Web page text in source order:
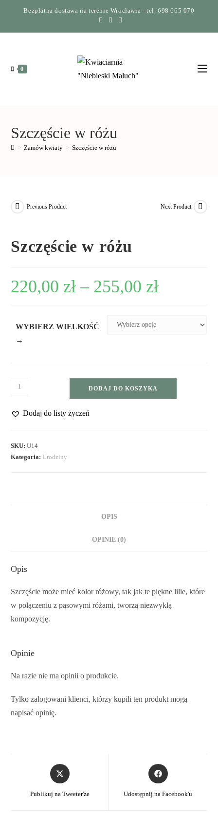
Bezpłatna dostawa na terenie Wrocławia - tel. 698 665 070
0
Szczęście w różu
> Zamów kwiaty > Szczęście w różu
Previous Product Next Product
Szczęście w różu
220,00 zł – 255,00 zł
WYBIERZ WIELKOŚĆ
→
DODAJ DO KOSZYKA
Dodaj do listy życzeń
SKU:U14
Kategoria:Urodziny
OPIS
OPINIE (0)
Opis
Szczęście może mieć kolor różowy, tak jak te piękne lilie, które
w połączeniu z pąsowymi różami, tworzą niezwykłą
kompozycję.
Opinie
Na razie nie ma opinii o produkcie.
Tylko zalogowani klienci, którzy kupili ten produkt mogą
napisać opinię.
Publikuj na Tweeter'ze Udostępnij na Facebook'u